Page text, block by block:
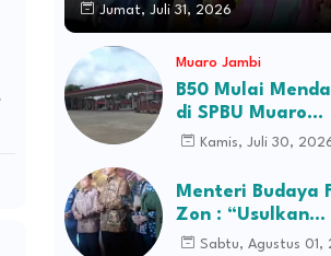
Jumat, Juli 31, 2026
Muaro Jambi
B50 Mulai
di SPBU Muaro
Jambi, Stok Ludes
Kamis, Juli 30,
Menteri Budaya
Zon : “Usulkan
Perusahaan Itu
Sabtu, Agustus 01,